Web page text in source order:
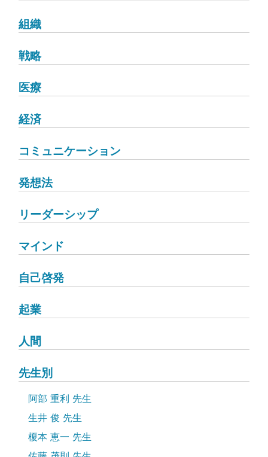
組織
戦略
医療
経済
コミュニケーション
発想法
リーダーシップ
マインド
自己啓発
起業
人間
先生別
阿部 重利 先生
生井 俊 先生
榎本 恵一 先生